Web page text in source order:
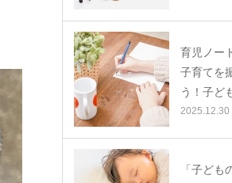
育児ノー
子育てを
う！子ど
2025.12.30
「子ども